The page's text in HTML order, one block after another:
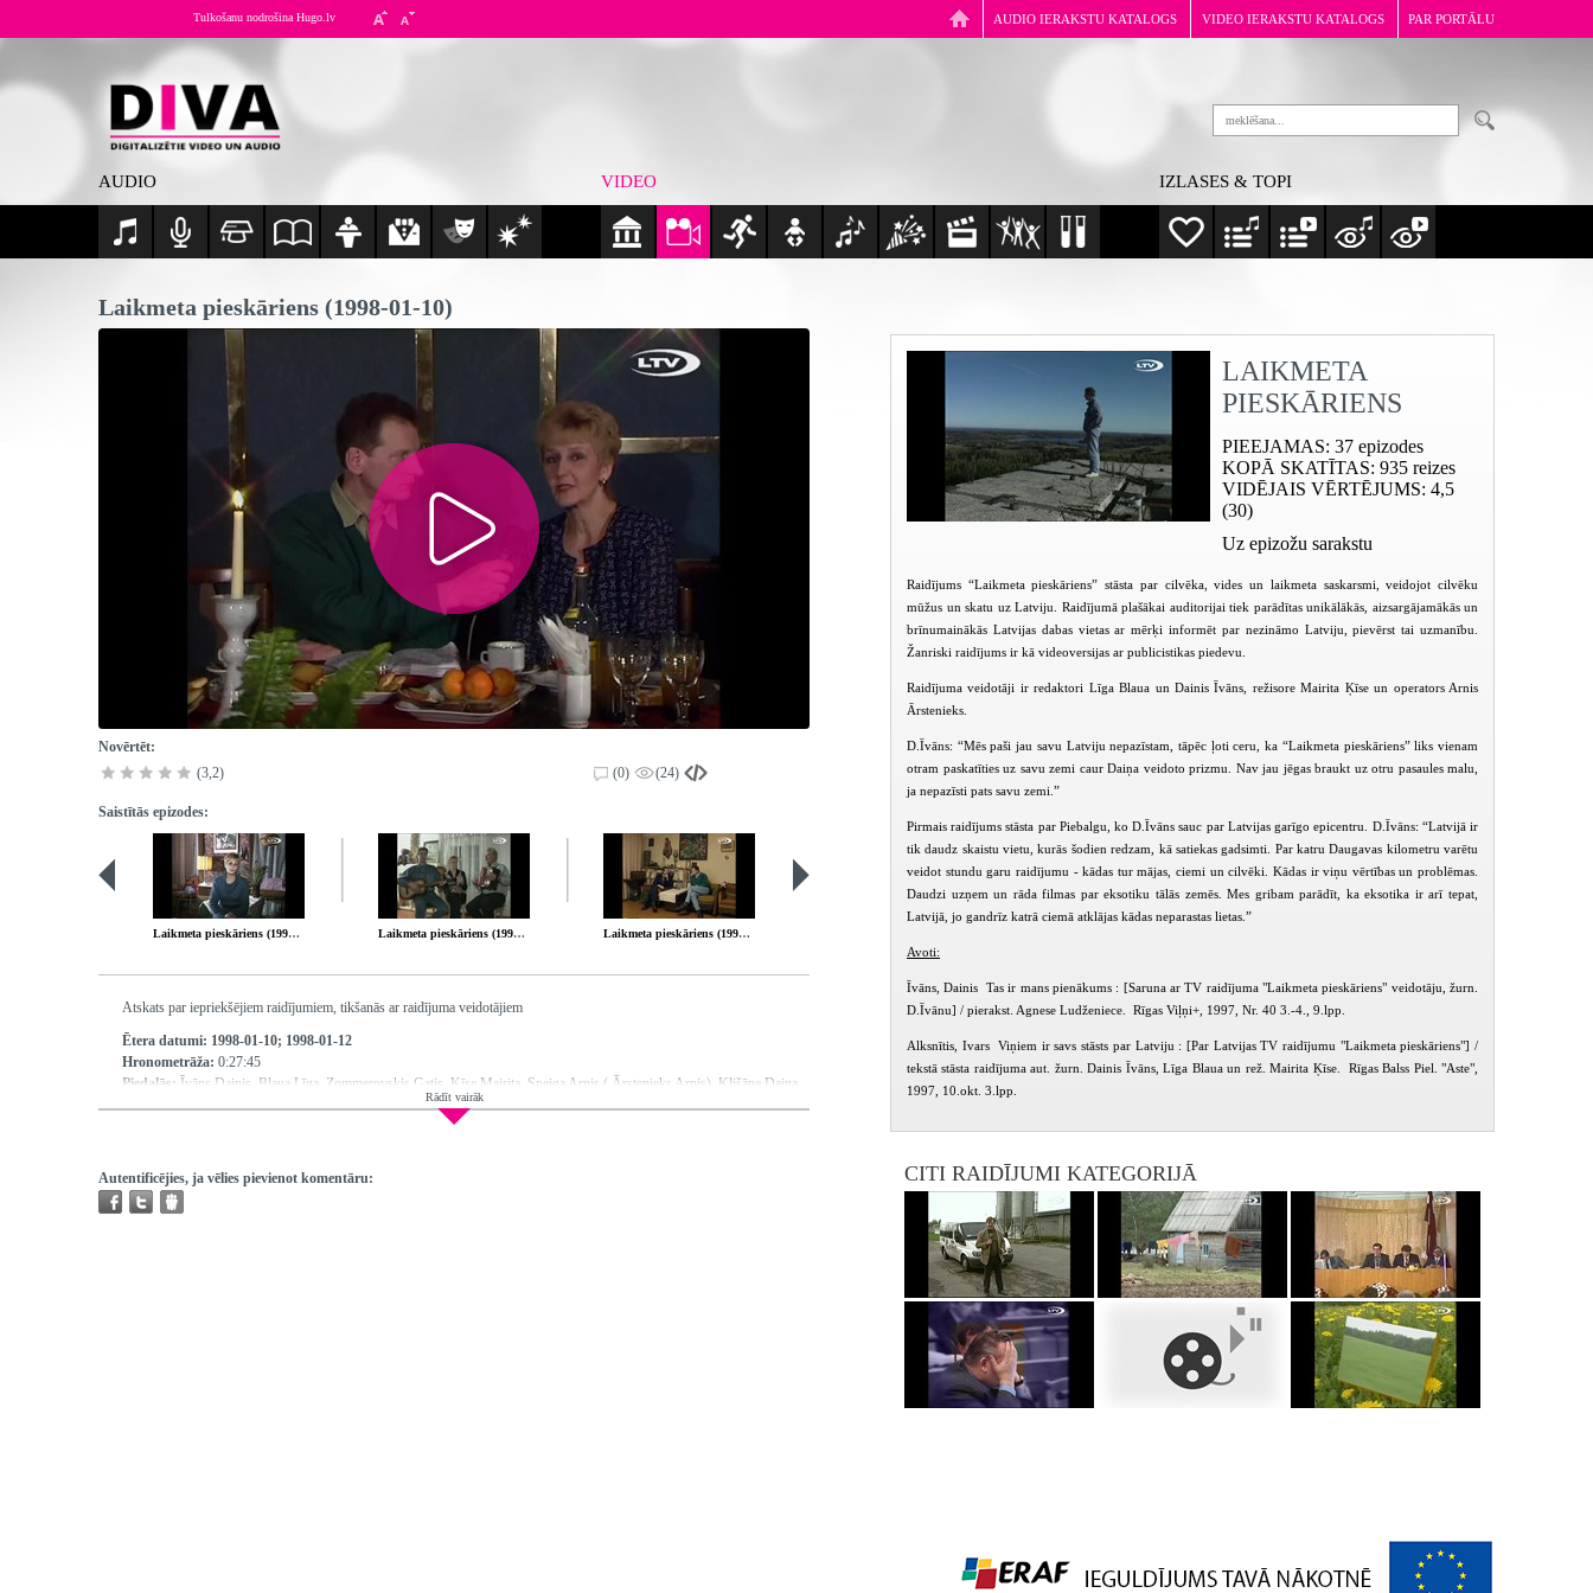
AUDIO IERAKSTU KATALOGS VIDEO IERAKSTU KATALOGS PAR PORTĀLU
Tulkošanu nodrošina Hugo.lv
AUDIO VIDEO IZLASES & TOPI
Laikmeta pieskāriens (1998-01-10)
Novērtēt:
(3,2)
(0) (24)
Saistītās epizodes:
Laikmeta pieskāriens (1997-12-20) Laikmeta pieskāriens (1998-01-24) Laikmeta pieskāriens (1998-02-07)
Atskats par iepriekšējiem raidījumiem, tikšanās ar raidījuma veidotājiem
Ētera datumi: 1998-01-10; 1998-01-12
Hronometrāža: 0:27:45
Piedalās: Īvāns Dainis, Blaua Līga, Zommerovskis Gatis, Ķīse Mairita, Speiga Arnis ( Ārstenieks Arnis), Klišāne Daina,
Aizstrauts Voldemārs, Smelēns Uģis, Rudzītis Mikus, Ārsteniece Sanita, Ivanovs Omārs, Kusiņš Jānis, Mārtiņš Aivars,
Atskaņojams:
visur
Trešo pušu autortiesības:
Rādīt vairāk
Autentificējies, ja vēlies pievienot komentāru:
LAIKMETA
PIESKĀRIENS
PIEEJAMAS: 37 epizodes
KOPĀ SKATĪTAS: 935 reizes
VIDĒJAIS VĒRTĒJUMS: 4,5
(30)
Uz epizožu sarakstu
Raidījums “Laikmeta pieskāriens” stāsta par cilvēka, vides un laikmeta saskarsmi, veidojot cilvēku
mūžus un skatu uz Latviju. Raidījumā plašākai auditorijai tiek parādītas unikālākās, aizsargājamākās un
brīnumainākās Latvijas dabas vietas ar mērķi informēt par nezināmo Latviju, pievērst tai uzmanību.
Žanriski raidījums ir kā videoversijas ar publicistikas piedevu.
Raidījuma veidotāji ir redaktori Līga Blaua un Dainis Īvāns, režisore Mairita Ķīse un operators Arnis
Ārstenieks.
D.Īvāns: “Mēs paši jau savu Latviju nepazīstam, tāpēc ļoti ceru, ka “Laikmeta pieskāriens” liks vienam
otram paskatīties uz savu zemi caur Daiņa veidoto prizmu. Nav jau jēgas braukt uz otru pasaules malu,
ja nepazīsti pats savu zemi.”
Pirmais raidījums stāsta par Piebalgu, ko D.Īvāns sauc par Latvijas garīgo epicentru. D.Īvāns: “Latvijā ir
tik daudz skaistu vietu, kurās šodien redzam, kā satiekas gadsimti. Par katru Daugavas kilometru varētu
veidot stundu garu raidījumu - kādas tur mājas, ciemi un cilvēki. Kādas ir viņu vērtības un problēmas.
Daudzi uzņem un rāda filmas par eksotiku tālās zemēs. Mes gribam parādīt, ka eksotika ir arī tepat,
Latvijā, jo gandrīz katrā ciemā atklājas kādas neparastas lietas.”
Avoti:
Īvāns, Dainis Tas ir mans pienākums : [Saruna ar TV raidījuma "Laikmeta pieskāriens" veidotāju, žurn.
D.Īvānu] / pierakst. Agnese Ludženiece. Rīgas Viļņi+, 1997, Nr. 40 3.-4., 9.lpp.
Alksnītis, Ivars Viņiem ir savs stāsts par Latviju : [Par Latvijas TV raidījumu "Laikmeta pieskāriens"] /
tekstā stāsta raidījuma aut. žurn. Dainis Īvāns, Līga Blaua un rež. Mairita Ķīse. Rīgas Balss Piel. "Aste",
1997, 10.okt. 3.lpp.
CITI RAIDĪJUMI KATEGORIJĀ